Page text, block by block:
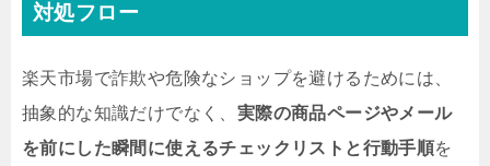
対処フロー
楽天市場で詐欺や危険なショップを避けるためには、
抽象的な知識だけでなく、 実際の商品ページやメール
を前にした瞬間に使えるチェックリストと行動手順を